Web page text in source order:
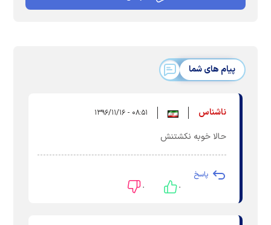
پیام های شما
ناشناس ۰۸:۵۱ - ۱۳۹۶/۱۱/۱۶
حالا خوبه نکشتنش
پاسخ
۰ ۰